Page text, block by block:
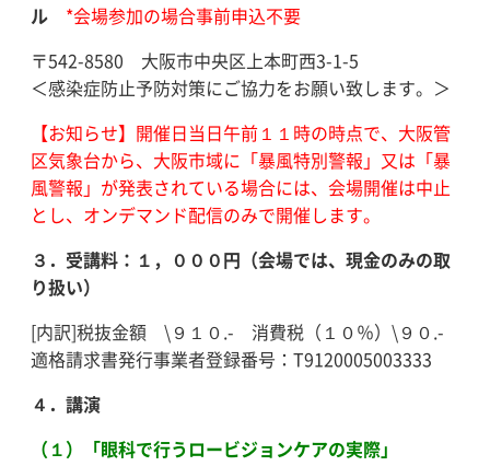
ル *会場参加の場合事前申込不要
〒542-8580 大阪市中央区上本町西3-1-5
＜感染症防止予防対策にご協力をお願い致します。＞
【お知らせ】開催日当日午前１１時の時点で、大阪管
区気象台から、大阪市域に「暴風特別警報」又は「暴
風警報」が発表されている場合には、会場開催は中止
とし、オンデマンド配信のみで開催します。
３．受講料：１，０００円（会場では、現金のみの取
り扱い）
[内訳]税抜金額 \９１０.- 消費税（１０％）\９０.-
適格請求書発行事業者登録番号：T9120005003333
４．講演
（１）「眼科で行うロービジョンケアの実際」